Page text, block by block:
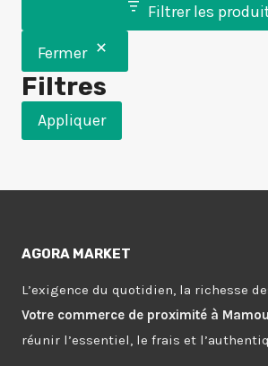
Filtrer les
Fermer
Filtres
Appliquer
AGORA MARKET
L’exigence du quotidien, la richesse
Votre commerce de proximité à
réunir l’essentiel, le frais et